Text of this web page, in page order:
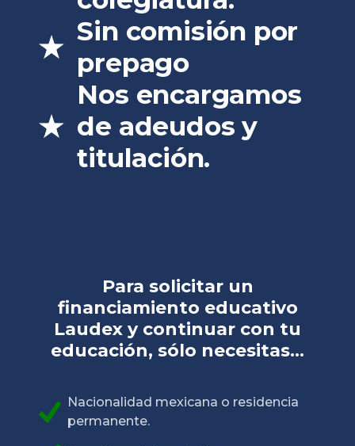
Sin comisión por
prepago
Nos encargamos
de adeudos y
titulación.
Para solicitar un
financiamiento educativo
Laudex y continuar con tu
educación, sólo necesitas...
Nacionalidad mexicana o residencia
permanente.